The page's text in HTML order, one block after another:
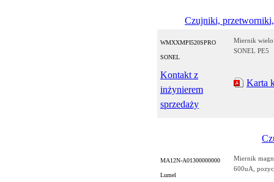
Czujniki,
WMXXMPI520SPRO
SONEL
Kontakt z
inżynierem
sprzedaży
Miernik
SONEL PE5
Karta
MA12N-A01300000000
Lumel
Miernik
600uA,